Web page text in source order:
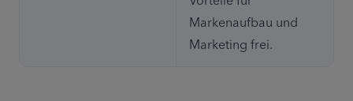
Markenaufbau und
Marketing frei.